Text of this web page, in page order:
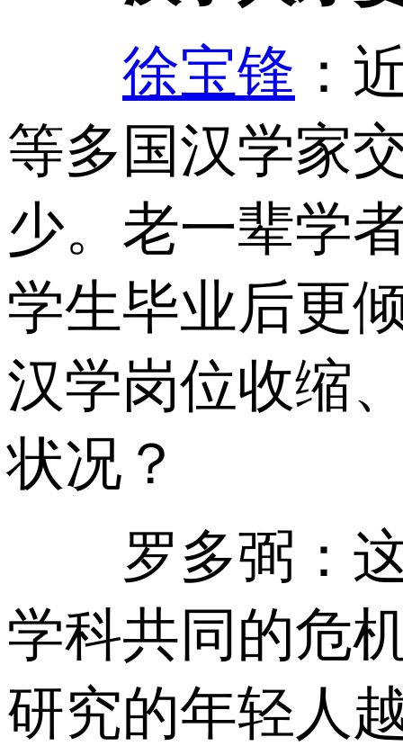
徐宝锋 ：
等多国汉学家
少。老一辈学
学生毕业后更
汉学岗位收缩
状况？
罗多弼：这
学科共同的危
研究的年轻人